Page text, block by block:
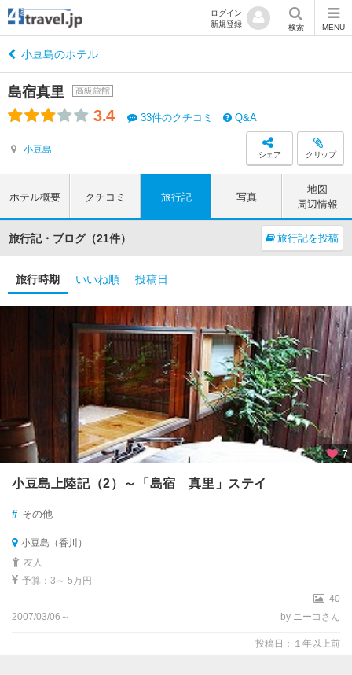
ログイン
新規登録
検索 MENU
小豆島のホテル
島宿真里 高級旅館
3.4 33件のクチコミ Q&A
小豆島 シェア クリップ
ホテル概要 クチコミ 旅行記 写真
地図
周辺情報
旅行記・ブログ（21件） 旅行記を投稿
旅行時期 いいね順 投稿日
7
小豆島上陸記（2）～「島宿 真里」ステイ
# その他
小豆島（香川）
友人
予算：3～ 5万円
40
2007/03/06～
by ニーコさん
投稿日：１年以上前